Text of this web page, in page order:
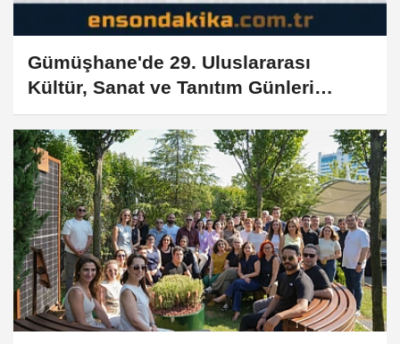
Gümüşhane'de 29. Uluslararası
Kültür, Sanat ve Tanıtım Günleri
başladı